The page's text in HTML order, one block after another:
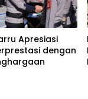
Apresiasi
dengan